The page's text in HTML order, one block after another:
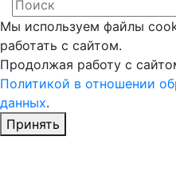
Мы используем файлы
работать с сайтом.
Продолжая работу с
Политикой в отношении
данных.
Принять